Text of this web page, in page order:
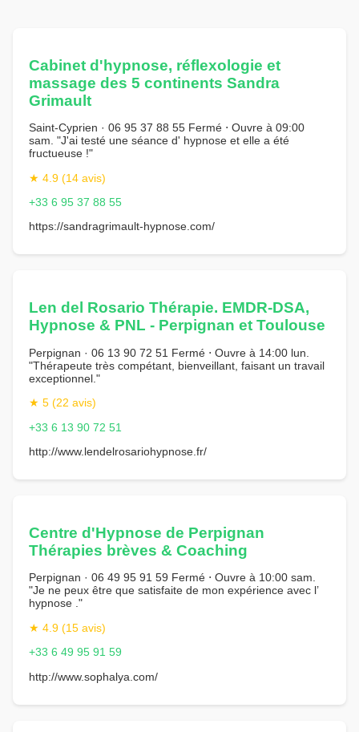
Cabinet d'hypnose, réflexologie et
massage des 5 continents Sandra
Grimault
Saint-Cyprien · 06 95 37 88 55 Fermé ⋅ Ouvre à 09:00
sam. "J'ai testé une séance d' hypnose et elle a été
fructueuse !"
★ 4.9 (14 avis)
+33 6 95 37 88 55
https://sandragrimault-hypnose.com/
Len del Rosario Thérapie. EMDR-DSA,
Hypnose & PNL - Perpignan et Toulouse
Perpignan · 06 13 90 72 51 Fermé ⋅ Ouvre à 14:00 lun.
"Thérapeute très compétant, bienveillant, faisant un travail
exceptionnel."
★ 5 (22 avis)
+33 6 13 90 72 51
http://www.lendelrosariohypnose.fr/
Centre d'Hypnose de Perpignan
Thérapies brèves & Coaching
Perpignan · 06 49 95 91 59 Fermé ⋅ Ouvre à 10:00 sam.
"Je ne peux être que satisfaite de mon expérience avec l’
hypnose ."
★ 4.9 (15 avis)
+33 6 49 95 91 59
http://www.sophalya.com/